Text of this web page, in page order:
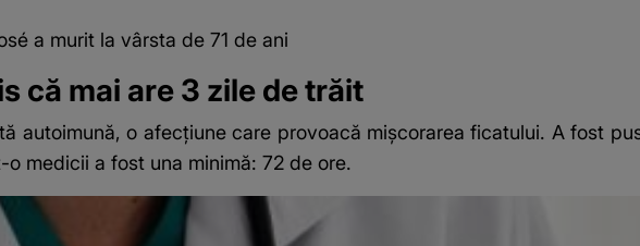
a murit la vârsta de 71 de ani
că mai are 3 zile de trăit
autoimună, o afecțiune care provoacă mișcorarea ficatului. A fost
medicii a fost una minimă: 72 de ore.